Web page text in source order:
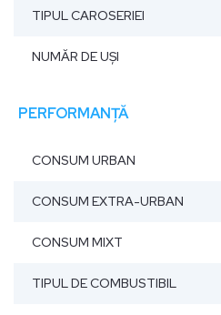
TIPUL CAROSERIEI
NUMĂR DE UŞI
PERFORMANȚĂ
CONSUM URBAN
CONSUM EXTRA-URBAN
CONSUM MIXT
TIPUL DE COMBUSTIBIL